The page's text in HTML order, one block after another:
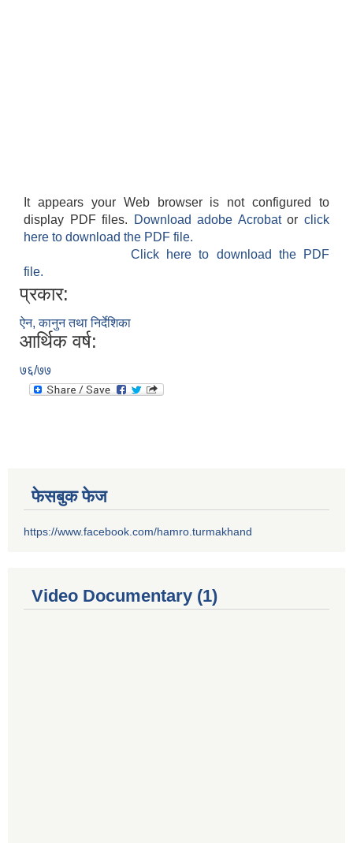
It appears your Web browser is not configured to
display PDF files.
Download adobe Acrobatorclick
here to download the PDF file.
Click here to download the PDF
file.
प्रकार:
ऐन, कानुन तथा निर्देशिका
आर्थिक वर्ष:
७६/७७
फेसबुक फेज
https://www.facebook.com/hamro.turmakhand
Video Documentary (1)